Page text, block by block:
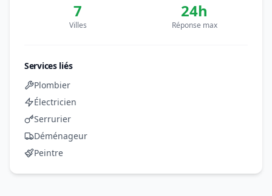
7
Villes
24h
Réponse max
Services liés
Plombier
Électricien
Serrurier
Déménageur
Peintre